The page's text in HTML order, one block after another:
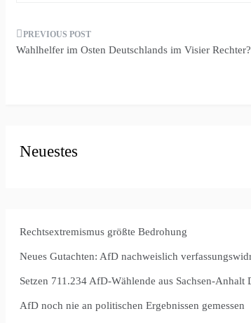
Beitragsnavigation
Wahlhelfer im Osten Deutschlands im Visier Rechter?
Neuestes
Rechtsextremismus größte Bedrohung
Neues Gutachten: AfD nachweislich
Setzen 711.234 AfD-Wählende aus Sachsen-Anhalt
AfD noch nie an politischen Ergebnissen gemessen